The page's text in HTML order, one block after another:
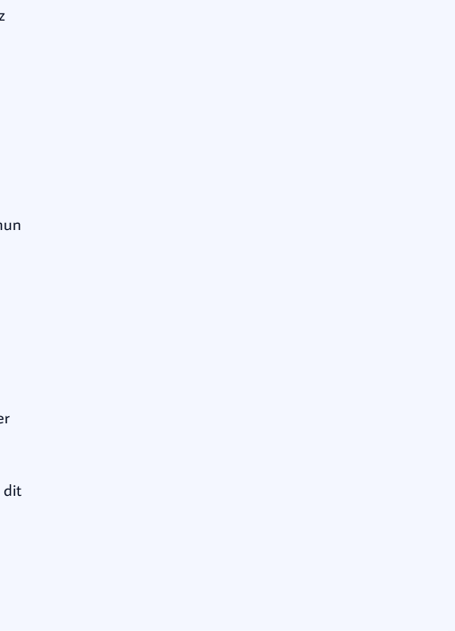
dit